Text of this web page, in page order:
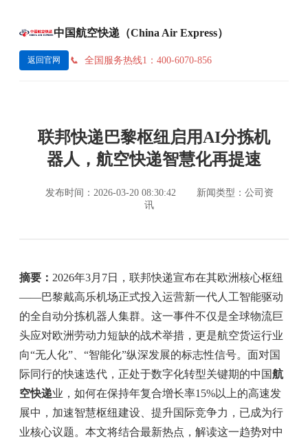
中国航空快递（China Air Express）
返回官网 全国服务热线1：400-6070-856
联邦快递巴黎枢纽启用AI分拣机
器人，航空快递智慧化再提速
发布时间：2026-03-20 08:30:42
新闻类型：公司资
讯
摘要： 2026年3月7日，联邦快递宣布在其欧洲核心枢纽
——巴黎戴高乐机场正式投入运营新一代人工智能驱动
的全自动分拣机器人集群。这一事件不仅是全球物流巨
头应对欧洲劳动力短缺的战术举措，更是航空货运行业
向“无人化”、“智能化”纵深发展的标志性信号。面对国
际同行的快速迭代，正处于数字化转型关键期的中国航
空快递业，如何在保持年复合增长率15%以上的高速发
展中，加速智慧枢纽建设、提升国际竞争力，已成为行
业核心议题。本文将结合最新热点，解读这一趋势对中